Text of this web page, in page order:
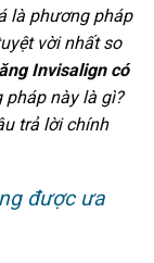
là phương pháp
vời nhất so
Invisalign có
này là gì?
trả lời chính
được ưa